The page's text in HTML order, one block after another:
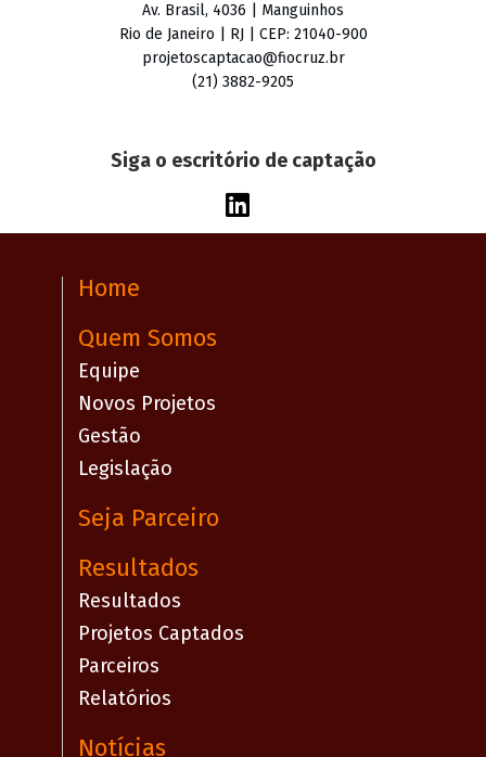
Av. Brasil, 4036 | Manguinhos
Rio de Janeiro | RJ | CEP: 21040-900
projetoscaptacao@fiocruz.br
(21) 3882-9205
Siga o escritório de captação
Home
Quem Somos
Equipe
Novos Projetos
Gestão
Legislação
Seja Parceiro
Resultados
Resultados
Projetos Captados
Parceiros
Relatórios
Notícias